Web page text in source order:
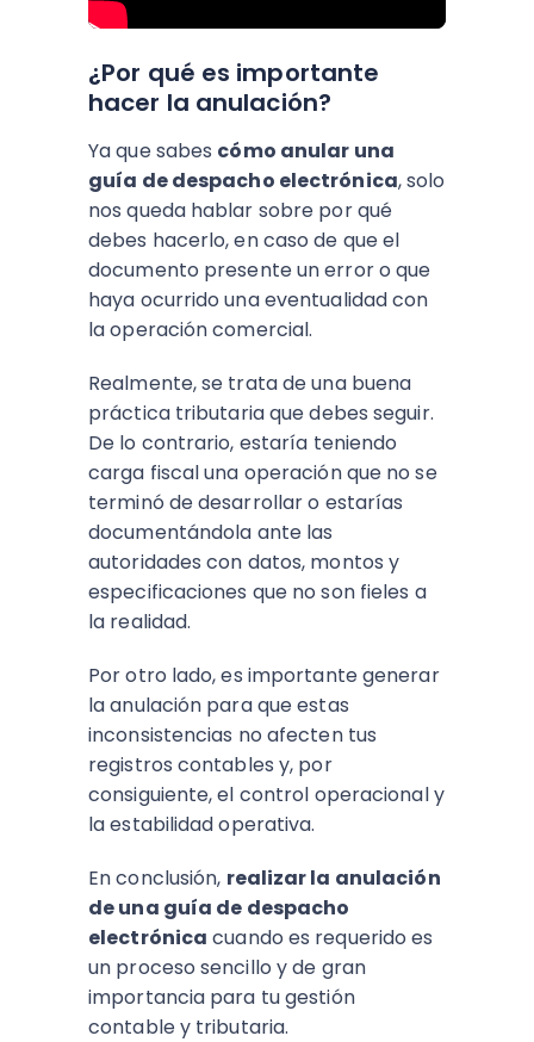
¿Por qué es importante
hacer la anulación?
Ya que sabes cómo anular una
guía de despacho electrónica, solo
nos queda hablar sobre por qué
debes hacerlo, en caso de que el
documento presente un error o que
haya ocurrido una eventualidad con
la operación comercial.
Realmente, se trata de una buena
práctica tributaria que debes seguir.
De lo contrario, estaría teniendo
carga fiscal una operación que no se
terminó de desarrollar o estarías
documentándola ante las
autoridades con datos, montos y
especificaciones que no son fieles a
la realidad.
Por otro lado, es importante generar
la anulación para que estas
inconsistencias no afecten tus
registros contables y, por
consiguiente, el control operacional y
la estabilidad operativa.
En conclusión, realizar la anulación
de una guía de despacho
electrónica cuando es requerido es
un proceso sencillo y de gran
importancia para tu gestión
contable y tributaria.